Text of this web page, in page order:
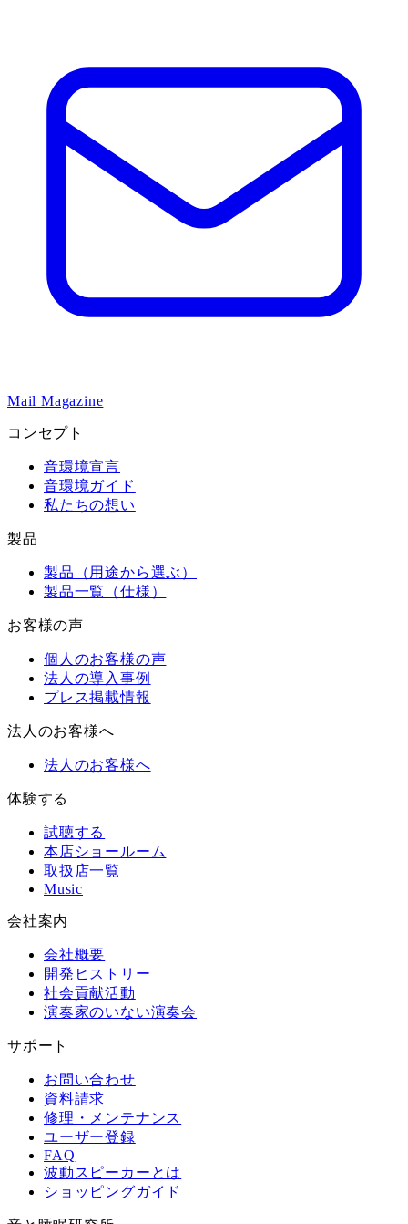
Mail Magazine
コンセプト
音環境宣言
音環境ガイド
私たちの想い
製品
製品（用途から選ぶ）
製品一覧（仕様）
お客様の声
個人のお客様の声
法人の導入事例
プレス掲載情報
法人のお客様へ
法人のお客様へ
体験する
試聴する
本店ショールーム
取扱店一覧
Music
会社案内
会社概要
開発ヒストリー
社会貢献活動
演奏家のいない演奏会
サポート
お問い合わせ
資料請求
修理・メンテナンス
ユーザー登録
FAQ
波動スピーカーとは
ショッピングガイド